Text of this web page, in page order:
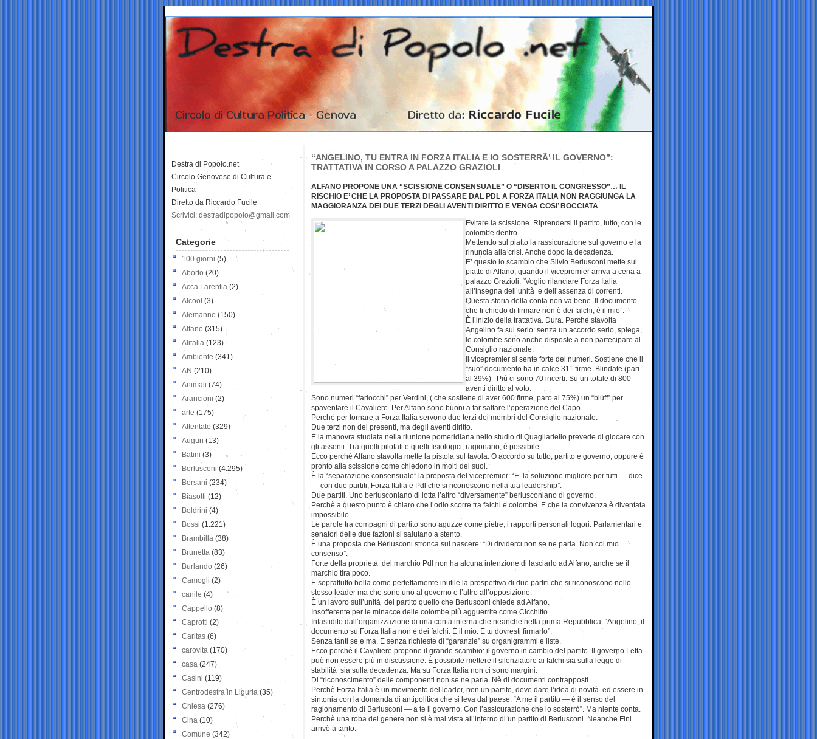
“ANGELINO, TU ENTRA IN FORZA ITALIA E IO SOSTERRÃ’ IL GOVERNO”:
TRATTATIVA IN CORSO A PALAZZO GRAZIOLI
ALFANO PROPONE UNA “SCISSIONE CONSENSUALE” O “DISERTO IL CONGRESSO”… IL
RISCHIO E’ CHE LA PROPOSTA DI PASSARE DAL PDL A FORZA ITALIA NON RAGGIUNGA LA
MAGGIORANZA DEI DUE TERZI DEGLI AVENTI DIRITTO E VENGA COSI’ BOCCIATA
Evitare la scissione. Riprendersi il partito, tutto, con le
colombe dentro.
Mettendo sul piatto la rassicurazione sul governo e la
rinuncia alla crisi. Anche dopo la decadenza.
E’ questo lo scambio che Silvio Berlusconi mette sul
piatto di Alfano, quando il vicepremier arriva a cena a
palazzo Grazioli: “Voglio rilanciare Forza Italia
all’insegna dell’unità e dell’assenza di correnti.
Questa storia della conta non va bene. Il documento
che ti chiedo di firmare non è dei falchi, è il mio”.
È l’inizio della trattativa. Dura. Perchè stavolta
Angelino fa sul serio: senza un accordo serio, spiega,
le colombe sono anche disposte a non partecipare al
Consiglio nazionale.
Il vicepremier si sente forte dei numeri. Sostiene che il
“suo” documento ha in calce 311 firme. Blindate (pari
al 39%) Più ci sono 70 incerti. Su un totale di 800
aventi diritto al voto.
Sono numeri “farlocchi” per Verdini, ( che sostiene di aver 600 firme, paro al 75%) un “bluff” per
spaventare il Cavaliere. Per Alfano sono buoni a far saltare l’operazione del Capo.
Perchè per tornare a Forza Italia servono due terzi dei membri del Consiglio nazionale.
Due terzi non dei presenti, ma degli aventi diritto.
E la manovra studiata nella riunione pomeridiana nello studio di Quagliariello prevede di giocare con
gli assenti. Tra quelli pilotati e quelli fisiologici, ragionano, è possibile.
Ecco perchè Alfano stavolta mette la pistola sul tavola. O accordo su tutto, partito e governo, oppure è
pronto alla scissione come chiedono in molti dei suoi.
È la “separazione consensuale” la proposta del vicepremier: “E’ la soluzione migliore per tutti — dice
— con due partiti, Forza Italia e Pdl che si riconoscono nella tua leadership”.
Due partiti. Uno berlusconiano di lotta l’altro “diversamente” berlusconiano di governo.
Perchè a questo punto è chiaro che l’odio scorre tra falchi e colombe. E che la convivenza è diventata
impossibile.
Le parole tra compagni di partito sono aguzze come pietre, i rapporti personali logori. Parlamentari e
senatori delle due fazioni si salutano a stento.
È una proposta che Berlusconi stronca sul nascere: “Di dividerci non se ne parla. Non col mio
consenso”.
Forte della proprietà del marchio Pdl non ha alcuna intenzione di lasciarlo ad Alfano, anche se il
marchio tira poco.
E soprattutto bolla come perfettamente inutile la prospettiva di due partiti che si riconoscono nello
stesso leader ma che sono uno al governo e l’altro all’opposizione.
È un lavoro sull’unità del partito quello che Berlusconi chiede ad Alfano.
Insofferente per le minacce delle colombe più agguerrite come Cicchitto.
Infastidito dall’organizzazione di una conta interna che neanche nella prima Repubblica: “Angelino, il
documento su Forza Italia non è dei falchi. È il mio. E tu dovresti firmarlo”.
Senza tanti se e ma. E senza richieste di “garanzie” su organigrammi e liste.
Ecco perchè il Cavaliere propone il grande scambio: il governo in cambio del partito. Il governo Letta
può non essere più in discussione. È possibile mettere il silenziatore ai falchi sia sulla legge di
stabilità sia sulla decadenza. Ma su Forza Italia non ci sono margini.
Di “riconoscimento” delle componenti non se ne parla. Nè di documenti contrapposti.
Perchè Forza Italia è un movimento del leader, non un partito, deve dare l’idea di novità ed essere in
sintonia con la domanda di antipolitica che si leva dal paese: “A me il partito — è il senso del
ragionamento di Berlusconi — a te il governo. Con l’assicurazione che lo sosterrò”. Ma niente conta.
Perchè una roba del genere non si è mai vista all’interno di un partito di Berlusconi. Neanche Fini
arrivò a tanto.
Destra di Popolo.net
Circolo Genovese di Cultura e
Politica
Diretto da Riccardo Fucile
Scrivici: destradipopolo@gmail.com
Categorie
100 giorni (5)
Aborto (20)
Acca Larentia (2)
Alcool (3)
Alemanno (150)
Alfano (315)
Alitalia (123)
Ambiente (341)
AN (210)
Animali (74)
Arancioni (2)
arte (175)
Attentato (329)
Auguri (13)
Batini (3)
Berlusconi (4.295)
Bersani (234)
Biasotti (12)
Boldrini (4)
Bossi (1.221)
Brambilla (38)
Brunetta (83)
Burlando (26)
Camogli (2)
canile (4)
Cappello (8)
Caprotti (2)
Caritas (6)
carovita (170)
casa (247)
Casini (119)
Centrodestra in Liguria (35)
Chiesa (276)
Cina (10)
Comune (342)